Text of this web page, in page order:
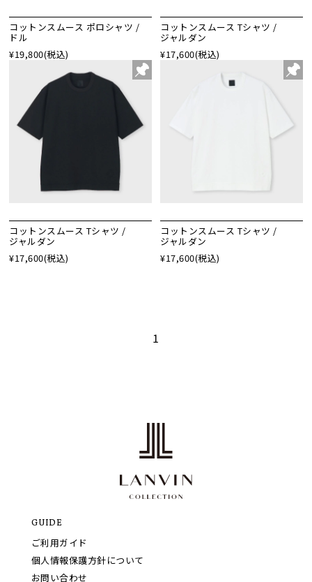
コットンスムース ポロシャツ /
ドル
¥19,800(税込)
コットンスムース Tシャツ /
ジャルダン
¥17,600(税込)
コットンスムース Tシャツ /
ジャルダン
¥17,600(税込)
コットンスムース Tシャツ /
ジャルダン
¥17,600(税込)
1
GUIDE
ご利用ガイド
個人情報保護方針について
お問い合わせ